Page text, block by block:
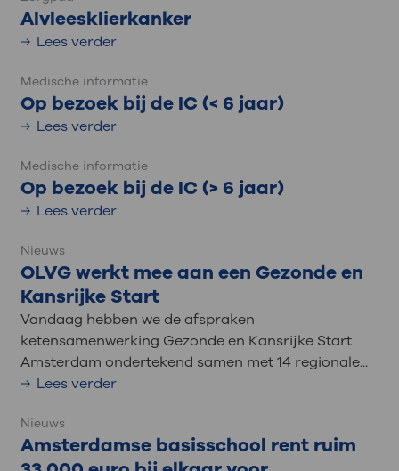
Alvleesklierkanker
Lees verder
Medische informatie
Op bezoek bij de IC (< 6 jaar)
Lees verder
Medische informatie
Op bezoek bij de IC (> 6 jaar)
Lees verder
Nieuws
OLVG werkt mee aan een Gezonde en
Kansrijke Start
Vandaag hebben we de afspraken
ketensamenwerking Gezonde en Kansrijke Start
Amsterdam ondertekend samen met 14 regionale...
Lees verder
Nieuws
Amsterdamse basisschool rent ruim